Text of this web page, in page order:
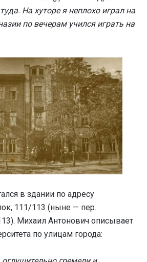
На хуторе я неплохо играл на
по вечерам учился играть на
в здании по адресу
111/113 (ныне — пер.
Михаил Антонович описывает
по улицам города: